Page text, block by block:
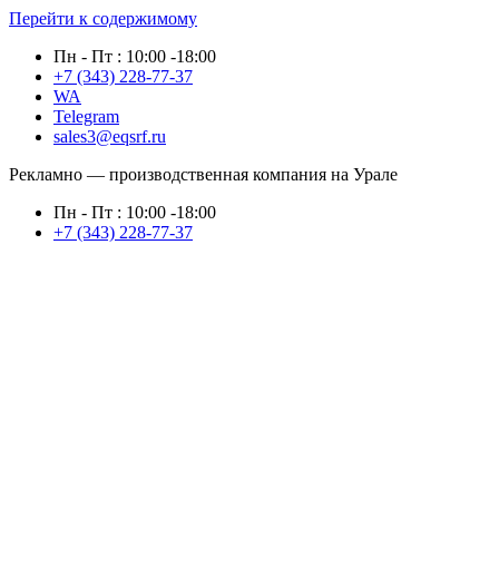
Перейти к содержимому
Пн - Пт : 10:00 -18:00
+7 (343) 228-77-37
WA
Telegram
sales3@eqsrf.ru
Рекламно — производственная компания на Урале
Пн - Пт : 10:00 -18:00
+7 (343) 228-77-37